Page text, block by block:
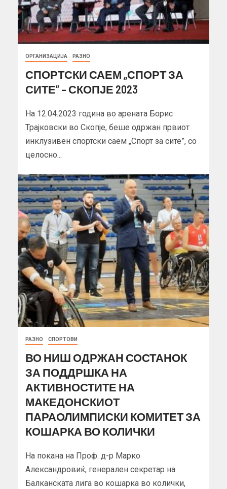
ОРГАНИЗАЦИЈА РАЗНО
СПОРТСКИ САЕМ „СПОРТ ЗА
СИТЕ” – СКОПЈЕ 2023
На 12.04.2023 година во арената Борис
Трајковски во Скопје, беше одржан првиот
инклузивен спортски саем „Спорт за сите”, со
целосно...
РАЗНО СПОРТОВИ
ВО НИШ ОДРЖАН СОСТАНОК
ЗА ПОДДРШКА НА
АКТИВНОСТИТЕ НА
МАКЕДОНСКИОТ
ПАРАОЛИМПИСКИ КОМИТЕТ ЗА
КОШАРКА ВО КОЛИЧКИ
На покана на Проф. д-р Марко
Александровиќ, генерален секретар на
Балканската лига во кошарка во колички,